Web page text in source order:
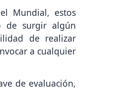
Mundial, estos
de surgir algún
de realizar
a cualquier
de evaluación,